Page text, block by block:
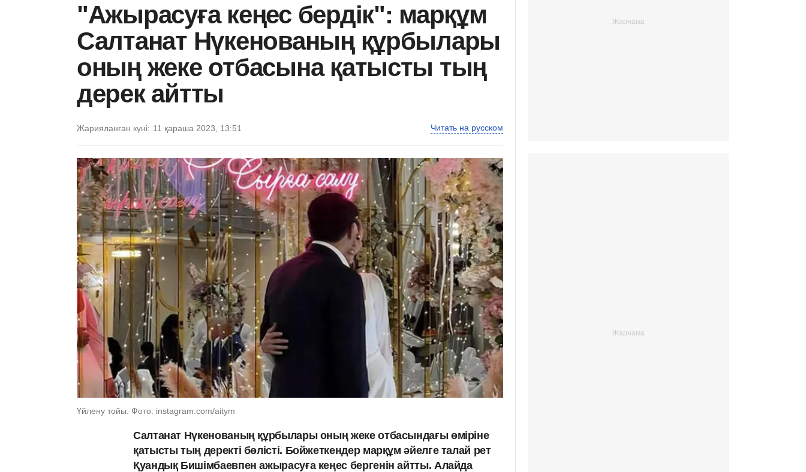
"Ажырасуға кеңес бердік": марқұм
Салтанат Нүкенованың құрбылары
оның жеке отбасына қатысты тың
дерек айтты
Жарияланған күні: 11 қараша 2023, 13:51 Читать на русском
Үйлену тойы. Фото: instagram.com/aitym
Салтанат Нүкенованың құрбылары оның жеке отбасындағы өміріне
қатысты тың деректі бөлісті. Бойжеткендер марқұм әйелге талай рет
Қуандық Бишімбаевпен ажырасуға кеңес бергенін айтты. Алайда